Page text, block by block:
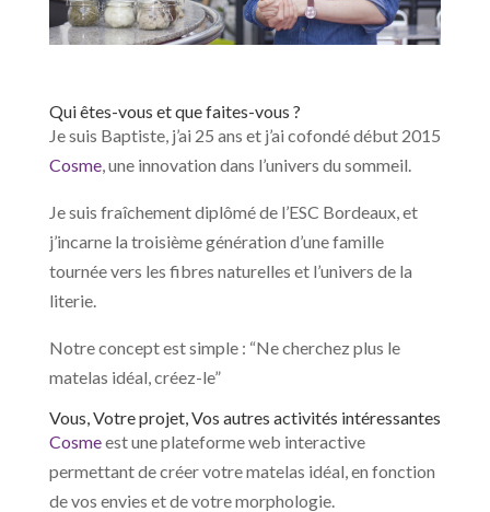
Qui êtes-vous et que faites-vous ?
Je suis Baptiste, j’ai 25 ans et j’ai cofondé début 2015
Cosme, une innovation dans l’univers du sommeil.
Je suis fraîchement diplômé de l’ESC Bordeaux, et
j’incarne la troisième génération d’une famille
tournée vers les fibres naturelles et l’univers de la
literie.
Notre concept est simple : “Ne cherchez plus le
matelas idéal, créez-le”
Vous, Votre projet, Vos autres activités intéressantes
Cosmeest une plateforme web interactive
permettant de créer votre matelas idéal, en fonction
de vos envies et de votre morphologie.